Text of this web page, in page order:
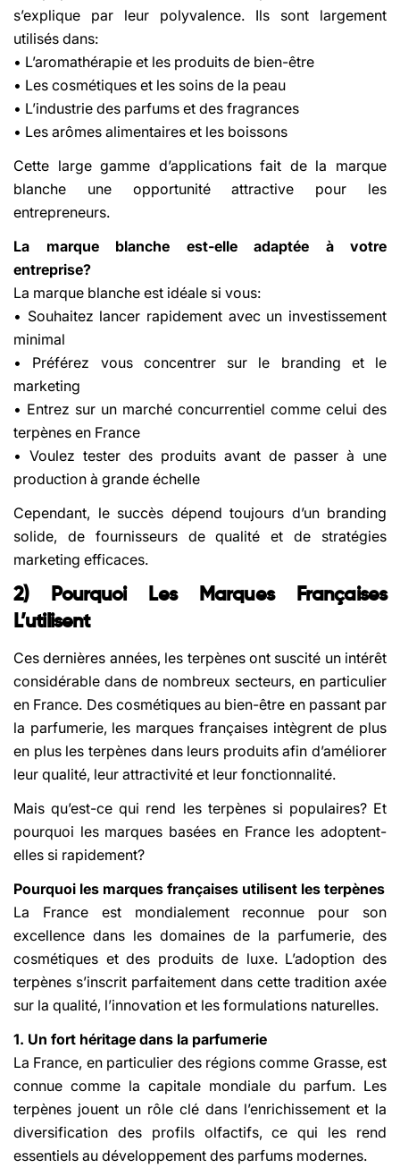
s’explique par leur polyvalence. Ils sont largement
utilisés dans:
• L’aromathérapie et les produits de bien-être
• Les cosmétiques et les soins de la peau
• L’industrie des parfums et des fragrances
• Les arômes alimentaires et les boissons
Cette large gamme d’applications fait de la marque
blanche une opportunité attractive pour les
entrepreneurs.
La marque blanche est-elle adaptée à votre
entreprise?
La marque blanche est idéale si vous:
• Souhaitez lancer rapidement avec un investissement
minimal
• Préférez vous concentrer sur le branding et le
marketing
• Entrez sur un marché concurrentiel comme celui des
terpènes en France
• Voulez tester des produits avant de passer à une
production à grande échelle
Cependant, le succès dépend toujours d’un branding
solide, de fournisseurs de qualité et de stratégies
marketing efficaces.
2) Pourquoi Les Marques Françaises
L’utilisent
Ces dernières années, les terpènes ont suscité un intérêt
considérable dans de nombreux secteurs, en particulier
en France. Des cosmétiques au bien-être en passant par
la parfumerie, les marques françaises intègrent de plus
en plus les terpènes dans leurs produits afin d’améliorer
leur qualité, leur attractivité et leur fonctionnalité.
Mais qu’est-ce qui rend les terpènes si populaires? Et
pourquoi les marques basées en France les adoptent-
elles si rapidement?
Pourquoi les marques françaises utilisent les terpènes
La France est mondialement reconnue pour son
excellence dans les domaines de la parfumerie, des
cosmétiques et des produits de luxe. L’adoption des
terpènes s’inscrit parfaitement dans cette tradition axée
sur la qualité, l’innovation et les formulations naturelles.
1. Un fort héritage dans la parfumerie
La France, en particulier des régions comme Grasse, est
connue comme la capitale mondiale du parfum. Les
terpènes jouent un rôle clé dans l’enrichissement et la
diversification des profils olfactifs, ce qui les rend
essentiels au développement des parfums modernes.